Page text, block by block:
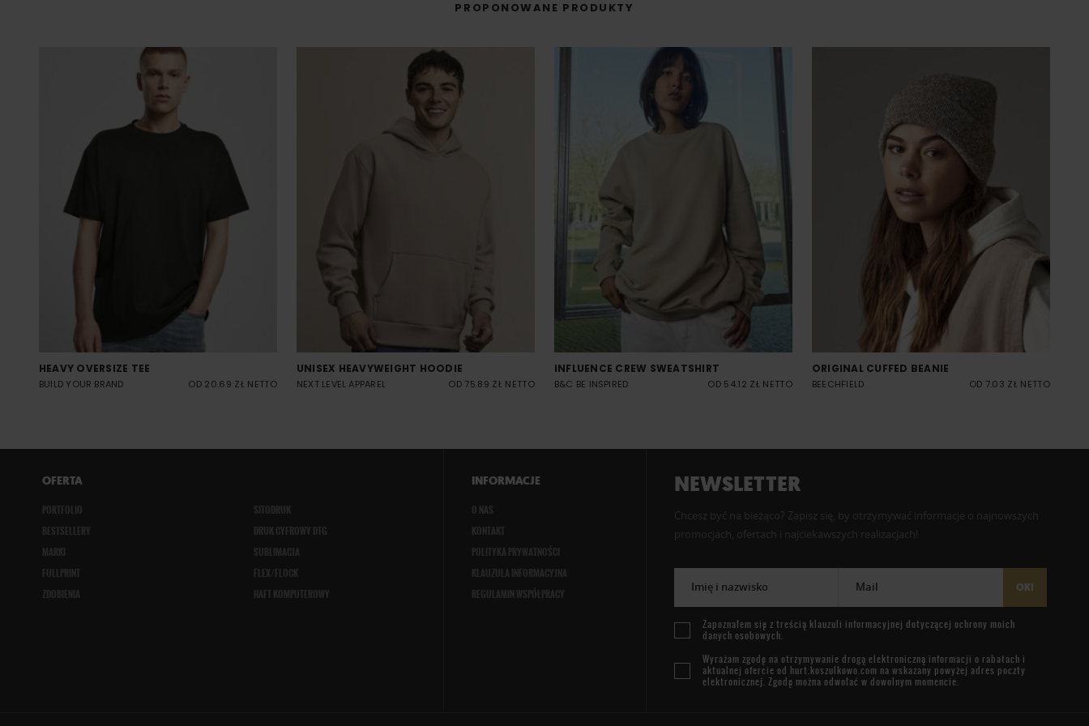
PROPONOWANE PRODUKTY
HEAVY OVERSIZE TEE
BUILD YOUR BRAND OD 20.69 ZŁ NETTO
UNISEX HEAVYWEIGHT HOODIE
NEXT LEVEL APPAREL OD 75.89 ZŁ NETTO
INFLUENCE CREW SWEATSHIRT
B&C BE INSPIRED OD 54.12 ZŁ NETTO
ORIGINAL CUFFED BEANIE
BEECHFIELD OD 7.03 ZŁ NETTO
OFERTA
PORTFOLIO
BESTSELLERY
MARKI
FULLPRINT
ZDOBIENIA
SITODRUK
DRUK CYFROWY DTG
SUBLIMACJA
FLEX/FLOCK
HAFT KOMPUTEROWY
INFORMACJE
O NAS
KONTAKT
POLITYKA PRYWATNOŚCI
KLAUZULA INFORMACYJNA
REGULAMIN WSPÓŁPRACY
NEWSLETTER
Chcesz być na bieżąco? Zapisz się, by otrzymywać informacje o najnowszych
promocjach, ofertach i najciekawszych realizacjach!
Imię i nazwisko Mail OK!
Zapoznałem się z treścią klauzuli informacyjnej dotyczącej ochrony moich
danych osobowych.
Wyrażam zgodę na otrzymywanie drogą elektroniczną informacji o rabatach i
aktualnej ofercie od hurt.koszulkowo.com na wskazany powyżej adres poczty
elektronicznej. Zgodę można odwołać w dowolnym momencie.